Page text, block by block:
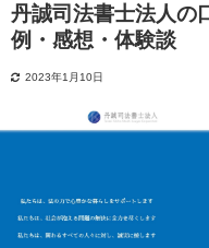
丹誠司法書士法人の
例・感想・体験談
2023年1月10日